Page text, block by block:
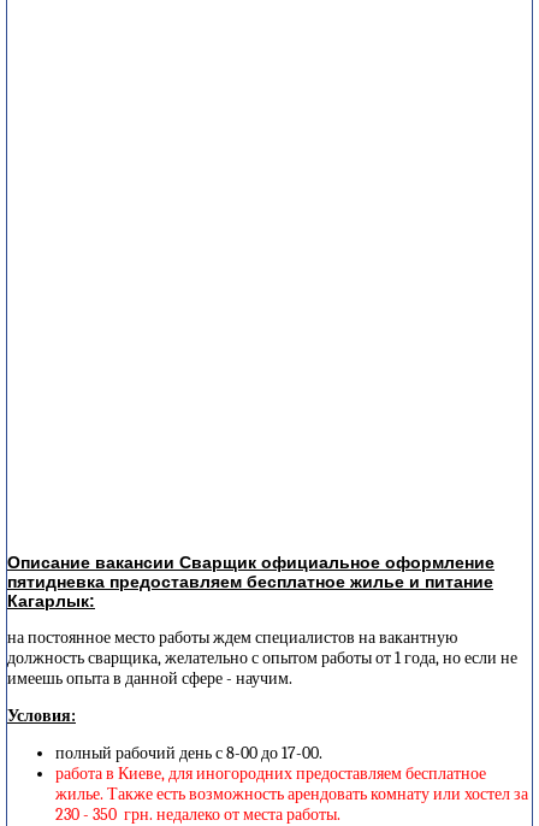
Описание вакансии Сварщик официальное оформление
пятидневка предоставляем бесплатное жилье и питание
Кагарлык:
на постоянное место работы ждем специалистов на вакантную
должность сварщика, желательно с опытом работы от 1 года, но если не
имеешь опыта в данной сфере - научим.
Условия:
полный рабочий день с 8-00 до 17-00.
работа в Киеве, для иногородних предоставляем бесплатное
жилье. Также есть возможность арендовать комнату или хостел за
230 - 350 грн. недалеко от места работы.